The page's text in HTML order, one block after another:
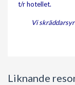
t/r hotellet.
Vi
Liknande